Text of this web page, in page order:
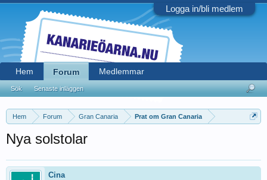
Logga in/bli medlem
Hem Forum Gran Canaria Prat om Gran Canaria
Nya solstolar
Cina
Hem Forum
Sök Senaste inläggen
Medlemmar